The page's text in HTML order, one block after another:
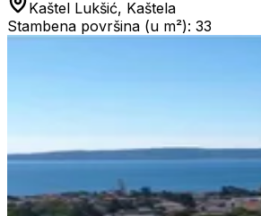
Kaštel Lukšić, Kaštela
Stambena površina (u m²): 33